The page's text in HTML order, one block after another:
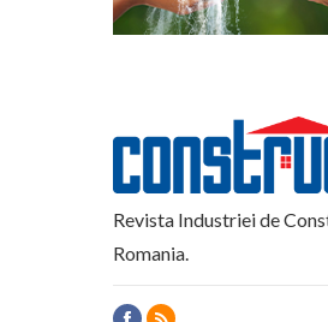
Revista Industriei de
Romania.